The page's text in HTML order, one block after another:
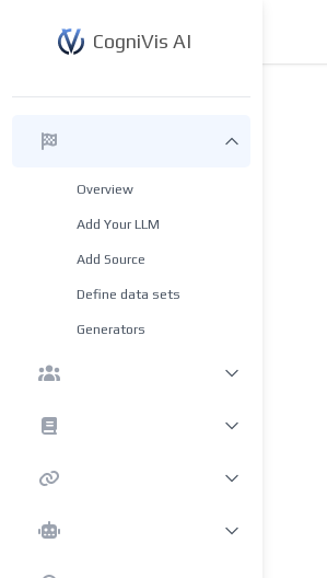
CogniVis AI
Overview
Add Your LLM
Add Source
Define data sets
Generators